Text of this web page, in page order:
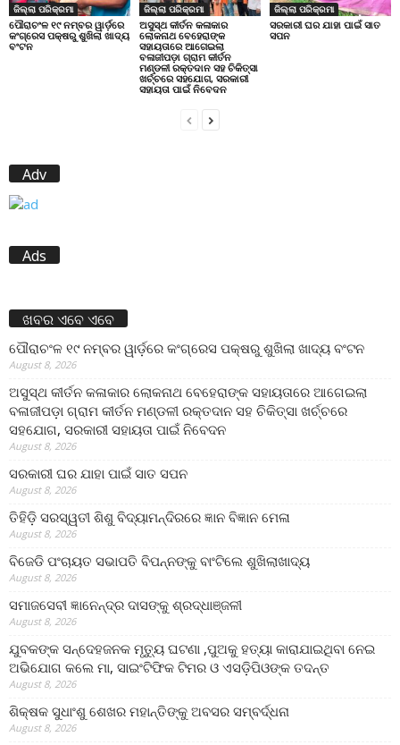
ଜିଲ୍ଲା ପରିକ୍ରମା
ପୌରାଚଂଳ ୧୯ ନମ୍ବର ୱାର୍ଡ଼ରେ
କଂଗ୍ରେସ ପକ୍ଷରୁ ଶୁଖିଲା ଖାଦ୍ୟ
ବଂଟନ
ଜିଲ୍ଲା ପରିକ୍ରମା
ଅସୁସ୍ଥ କୀର୍ତନ କଳାକାର
ଲୋକନାଥ ବେହେରାଙ୍କ
ସହାୟତାରେ ଆଗେଇଲା
ବଳାଜୀପଡ଼ା ଗ୍ରାମ କୀର୍ତନ
ମଣ୍ଡଳୀ ରକ୍ତଦାନ ସହ ଚିକିତ୍ସା
ଖର୍ଚ୍ଚରେ ସହଯୋଗ, ସରକାରୀ
ସହାୟତା ପାଇଁ ନିବେଦନ
ଜିଲ୍ଲା ପରିକ୍ରମା
ସରକାରୀ ଘର ଯାହା ପାଇଁ ସାତ
ସପନ
Adv
Ads
ଖବର ଏବେ ଏବେ
ପୌରାଚଂଳ ୧୯ ନମ୍ବର ୱାର୍ଡ଼ରେ କଂଗ୍ରେସ ପକ୍ଷରୁ ଶୁଖିଲା ଖାଦ୍ୟ ବଂଟନ
August 8, 2026
ଅସୁସ୍ଥ କୀର୍ତନ କଳାକାର ଲୋକନାଥ ବେହେରାଙ୍କ ସହାୟତାରେ ଆଗେଇଲା
ବଳାଜୀପଡ଼ା ଗ୍ରାମ କୀର୍ତନ ମଣ୍ଡଳୀ ରକ୍ତଦାନ ସହ ଚିକିତ୍ସା ଖର୍ଚ୍ଚରେ
ସହଯୋଗ, ସରକାରୀ ସହାୟତା ପାଇଁ ନିବେଦନ
August 8, 2026
ସରକାରୀ ଘର ଯାହା ପାଇଁ ସାତ ସପନ
August 8, 2026
ତିହିଡି଼ ସରସ୍ୱତୀ ଶିଶୁ ବିଦ୍ୟାମନ୍ଦିରରେ ଜ୍ଞାନ ବିଜ୍ଞାନ ମେଳା
August 8, 2026
ବିଜେଡି ପଂଚାୟତ ସଭାପତି ବିପନ୍ନଙ୍କୁ ବାଂଟିଲେ ଶୁଖିଲାଖାଦ୍ୟ
August 8, 2026
ସମାଜସେବୀ ଜ୍ଞାନେନ୍ଦ୍ର ଦାସଙ୍କୁ ଶ୍ରଦ୍ଧାଞ୍ଜଳୀ
August 8, 2026
ଯୁବକଙ୍କ ସନ୍ଦେହଜନକ ମୃତ୍ୟୁ ଘଟଣା ,ପୁଅକୁ ହତ୍ୟା କାରାଯାଇଥିବା ନେଇ
ଅଭିଯୋଗ କଲେ ମା, ସାଇଂଟିଫିକ ଟିମର ଓ ଏସଡ଼ିପିଓଙ୍କ ତଦନ୍ତ
August 8, 2026
ଶିକ୍ଷକ ସୁଧାଂଶୁ ଶେଖର ମହାନ୍ତିଙ୍କୁ ଅବସର ସମ୍ବର୍ଦ୍ଧନା
August 8, 2026